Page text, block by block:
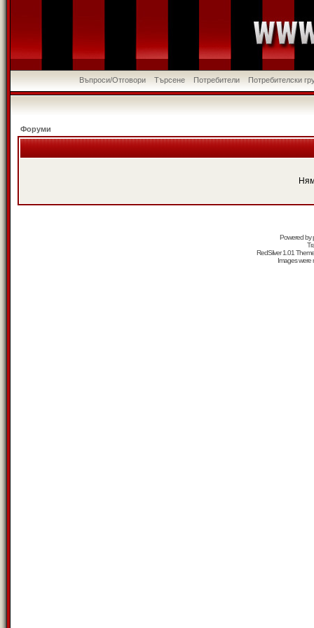
Въпроси/Отговори Търсене Потребители Потребителски
Форуми
Powered by
RedSilver 1.01
Images were